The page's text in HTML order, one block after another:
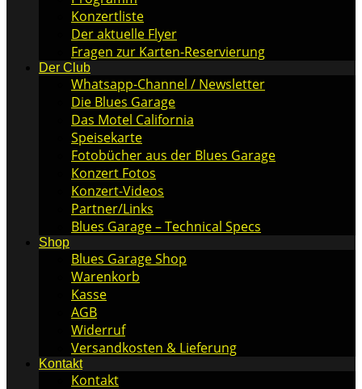
Konzertliste
Der aktuelle Flyer
Fragen zur Karten-Reservierung
Der Club
Whatsapp-Channel / Newsletter
Die Blues Garage
Das Motel California
Speisekarte
Fotobücher aus der Blues Garage
Konzert Fotos
Konzert-Videos
Partner/Links
Blues Garage – Technical Specs
Shop
Blues Garage Shop
Warenkorb
Kasse
AGB
Widerruf
Versandkosten & Lieferung
Kontakt
Kontakt